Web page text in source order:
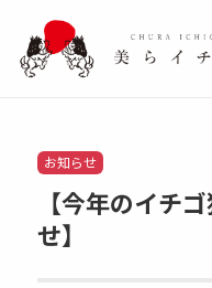
Categories
お知らせ
【今年のイチ
せ】